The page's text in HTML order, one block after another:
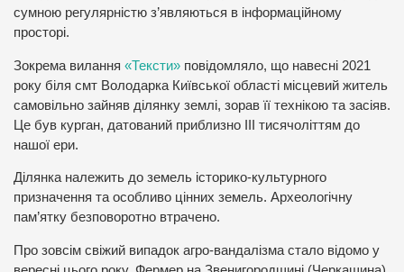
сумною регулярністю з’являються в інформаційному
просторі.
Зокрема вилання «Тексти» повідомляло, що навесні 2021
року біля смт Володарка Київської області місцевий житель
самовільно зайняв ділянку землі, зорав її технікою та засіяв.
Це був курган, датований приблизно III тисячоліттям до
нашої ери.
Ділянка належить до земель історико-культурного
призначення та особливо цінних земель. Археологічну
пам’ятку безповоротно втрачено.
Про зовсім свіжий випадок агро-вандалізма стало відомо у